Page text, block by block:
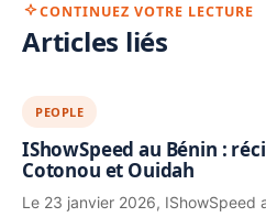
CONTINUEZ VOTRE LECTURE
Articles liés
PEOPLE
IShowSpeed au Bénin :
Cotonou et Ouidah
Le 23 janvier 2026, IShowSpeed